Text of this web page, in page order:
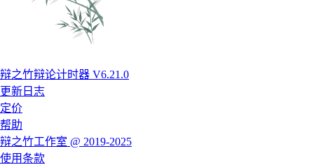
辩之竹辩论计时器 V6.21.0
更新日志
定价
帮助
辩之竹工作室 @ 2019-2025
使用条款